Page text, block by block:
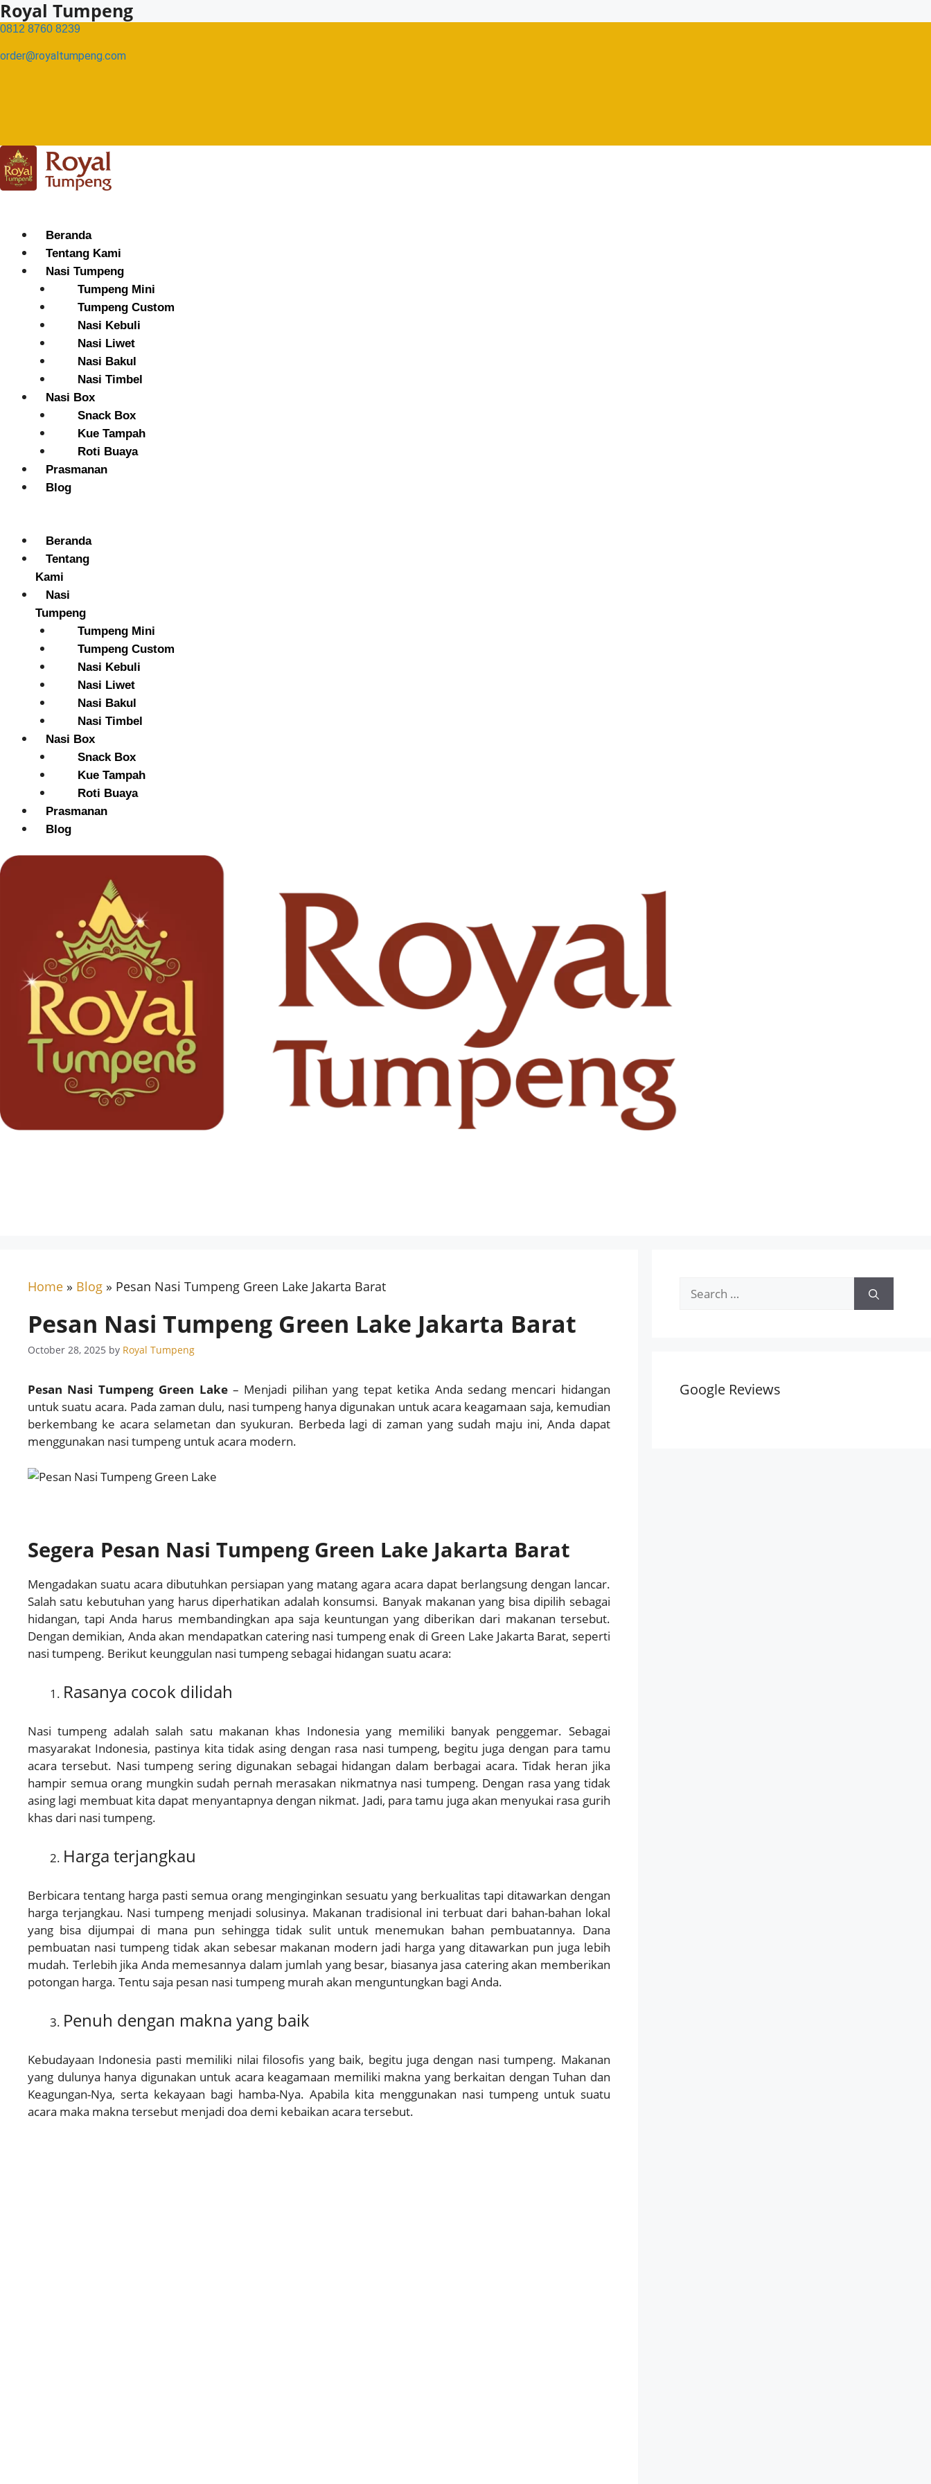
Skip
to
Royal Tumpeng
0812 8760 8239​
order@royaltumpeng.com​
Menu
Beranda
Tentang Kami
Nasi Tumpeng
Tumpeng Mini
Tumpeng Custom
Nasi Kebuli
Nasi Liwet
Nasi Bakul
Nasi Timbel
Nasi Box
Snack Box
Kue Tampah
Roti Buaya
Prasmanan
Blog
Menu
Beranda
Tentang
Kami
Nasi
Tumpeng
Tumpeng Mini
Tumpeng Custom
Nasi Kebuli
Nasi Liwet
Nasi Bakul
Nasi Timbel
Nasi Box
Snack Box
Kue Tampah
Roti Buaya
Prasmanan
Blog
Home » Blog » Pesan Nasi Tumpeng Green Lake Jakarta Barat
Pesan Nasi Tumpeng Green Lake Jakarta Barat
October 28, 2025 by Royal Tumpeng
Pesan Nasi Tumpeng Green Lake– Menjadi pilihan yang tepat ketika Anda sedang mencari hidangan
untuk suatu acara. Pada zaman dulu, nasi tumpeng hanya digunakan untuk acara keagamaan saja, kemudian
berkembang ke acara selametan dan syukuran. Berbeda lagi di zaman yang sudah maju ini, Anda dapat
menggunakan nasi tumpeng untuk acara modern.
Segera Pesan Nasi Tumpeng Green Lake Jakarta Barat
Mengadakan suatu acara dibutuhkan persiapan yang matang agara acara dapat berlangsung dengan lancar.
Salah satu kebutuhan yang harus diperhatikan adalah konsumsi. Banyak makanan yang bisa dipilih sebagai
hidangan, tapi Anda harus membandingkan apa saja keuntungan yang diberikan dari makanan tersebut.
Dengan demikian, Anda akan mendapatkan catering nasi tumpeng enak di Green Lake Jakarta Barat, seperti
nasi tumpeng. Berikut keunggulan nasi tumpeng sebagai hidangan suatu acara:
Rasanya cocok dilidah
Nasi tumpeng adalah salah satu makanan khas Indonesia yang memiliki banyak penggemar. Sebagai
masyarakat Indonesia, pastinya kita tidak asing dengan rasa nasi tumpeng, begitu juga dengan para tamu
acara tersebut. Nasi tumpeng sering digunakan sebagai hidangan dalam berbagai acara. Tidak heran jika
hampir semua orang mungkin sudah pernah merasakan nikmatnya nasi tumpeng. Dengan rasa yang tidak
asing lagi membuat kita dapat menyantapnya dengan nikmat. Jadi, para tamu juga akan menyukai rasa gurih
khas dari nasi tumpeng.
Harga terjangkau
Berbicara tentang harga pasti semua orang menginginkan sesuatu yang berkualitas tapi ditawarkan dengan
harga terjangkau. Nasi tumpeng menjadi solusinya. Makanan tradisional ini terbuat dari bahan-bahan lokal
yang bisa dijumpai di mana pun sehingga tidak sulit untuk menemukan bahan pembuatannya. Dana
pembuatan nasi tumpeng tidak akan sebesar makanan modern jadi harga yang ditawarkan pun juga lebih
mudah. Terlebih jika Anda memesannya dalam jumlah yang besar, biasanya jasa catering akan memberikan
potongan harga. Tentu saja pesan nasi tumpeng murah akan menguntungkan bagi Anda.
Penuh dengan makna yang baik
Kebudayaan Indonesia pasti memiliki nilai filosofis yang baik, begitu juga dengan nasi tumpeng. Makanan
yang dulunya hanya digunakan untuk acara keagamaan memiliki makna yang berkaitan dengan Tuhan dan
Keagungan-Nya, serta kekayaan bagi hamba-Nya. Apabila kita menggunakan nasi tumpeng untuk suatu
acara maka makna tersebut menjadi doa demi kebaikan acara tersebut.
for:
Google Reviews